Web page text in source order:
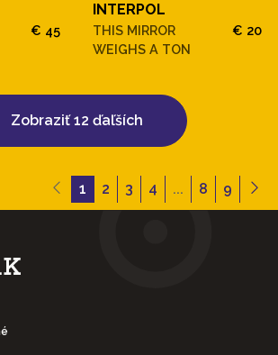
€ 45
INTERPOL
THIS MIRROR
WEIGHS A TON
€ 20
Zobraziť 12 ďaľších
1 2 3 4 ... 8 9